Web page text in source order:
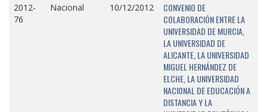
2012-
76
Nacional 10/12/2012
CONVENIO DE
COLABORACIÓN ENTRE LA
UNIVERSIDAD DE MURCIA,
LA UNIVERSIDAD DE
ALICANTE, LA UNIVERSIDAD
MIGUEL HERNÁNDEZ DE
ELCHE, LA UNIVERSIDAD
NACIONAL DE EDUCACIÓN A
DISTANCIA Y LA